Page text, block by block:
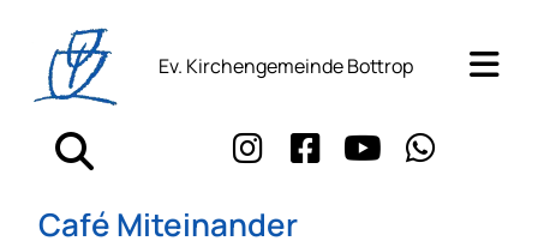
Ev. Kirchengemeinde Bottrop
Café Miteinander